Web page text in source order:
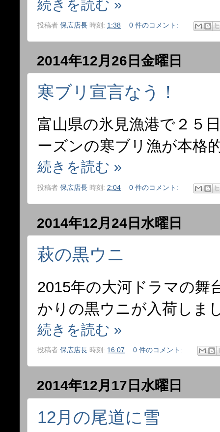
続きを読む »
投稿者 保広店長 時刻: 1:38 0 件のコメント:
2014年12月26日金曜日
寒ブリ宣言なう！
富山県の氷見漁港で２５
ーズンの寒ブリ漁が本格
続きを読む »
投稿者 保広店長 時刻: 2:04 0 件のコメント:
2014年12月24日水曜日
萩の黒ウニ
2015年の大河ドラマの舞
かりの黒ウニが入荷しま
続きを読む »
投稿者 保広店長 時刻: 16:07 0 件のコメント:
2014年12月17日水曜日
12月の尾道に雪